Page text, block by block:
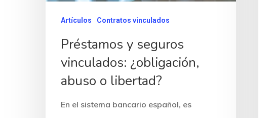
Artículos Contratos vinculados
Préstamos y seguros
vinculados: ¿obligación,
abuso o libertad?
En el sistema bancario español, es